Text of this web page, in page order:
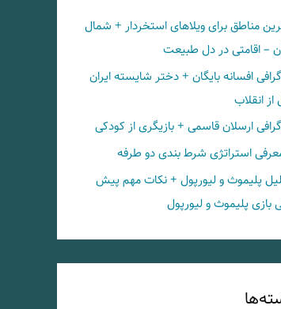
مناطق برای ویلاهای استخردار + شمال
– اقامتی در دل طبیعت
افسانه بایگان + دختر شایسته ایران
از انقلاب
ارسلان قاسمی + بازیگری از کودکی
استراتژی شرط بندی دو طرفه
پلیموث و لیورپول + نکات مهم پیش
بازی پلیموث و لیورپول